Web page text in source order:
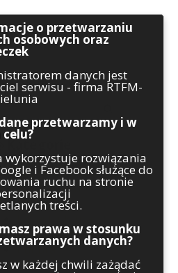
|INWESTYCJE
Szukaj
Kategorie
Architektura
Gospodarka
Handel
Komunikaty
Kultura
Polityka
o przetwarzaniu
osobowych oraz
danych jest
serwisu - firma RTFM-
przetwarzamy i w
wykorzystuje rozwiązania
i Facebook służące do
ruchu na stronie
treści.
prawa w stosunku
danych?
w każdej chwili zażądać